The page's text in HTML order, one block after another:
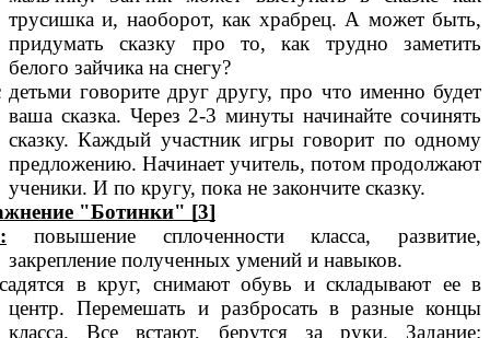
трусишка и, наоборот, как храбрец. А может быть,
придумать сказку про то, как трудно заметить
белого зайчика на снегу?‬
говорите друг другу, про что именно будет
ваша сказка. Через 2-3 минуты начинайте сочинять
сказку. Каждый участник игры говорит по одному
предложению. Начинает учитель, потом продолжают
ученики. И по кругу, пока не закончите сказку.‬
"Ботинки" [3]
:
повышение сплоченности класса, развитие,
закрепление полученных умений и навыков.
в круг, снимают обувь и складывают ее в
центр. Перемешать и разбросать в разные концы
класса. Все встают, берутся за руки. Задание: